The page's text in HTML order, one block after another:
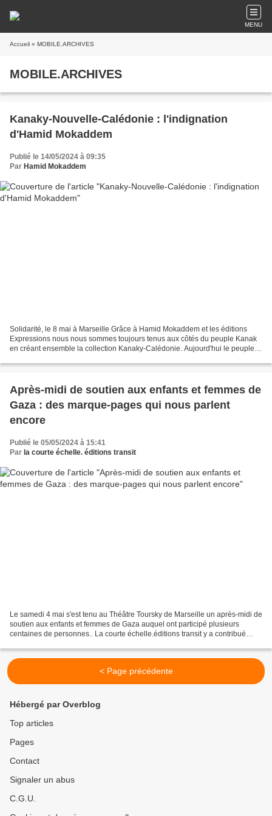
MENU
Accueil » MOBILE.ARCHIVES
MOBILE.ARCHIVES
Kanaky-Nouvelle-Calédonie : l'indignation
d'Hamid Mokaddem
Publié le 14/05/2024 à 09:35
Par Hamid Mokaddem
Solidarité, le 8 mai à Marseille Grâce à Hamid Mokaddem et les éditions
Expressions nous nous sommes toujours tenus aux côtés du peuple Kanak
en créant ensemble la collection Kanaky-Calédonie. Aujourd'hui le peuple
Après-midi de soutien aux enfants et femmes de
Gaza : des marque-pages qui nous parlent
encore
Publié le 05/05/2024 à 15:41
Par la courte échelle. éditions transit
Le samedi 4 mai s'est tenu au Théâtre Toursky de Marseille un après-midi de
soutien aux enfants et femmes de Gaza auquel ont participé plusieurs
centaines de personnes.. La courte échelle.éditions transit y a contribué
< Page précédente
Hébergé par Overblog
Top articles
Pages
Contact
Signaler un abus
C.G.U.